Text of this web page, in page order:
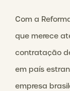
Com a
que merece
contratação
em país
empresa